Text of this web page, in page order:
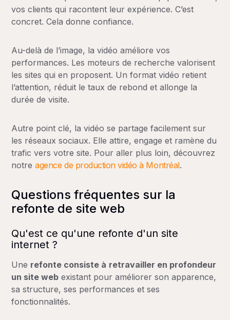
Transformation complète
Baisse de plus de 20% sur 6 mois
Taux de conversion
vos clients qui racontent leur expérience. C’est
concret. Cela donne confiance.
Au-delà de l’image, la vidéo améliore vos
performances. Les moteurs de recherche valorisent
les sites qui en proposent. Un format vidéo retient
l’attention, réduit le taux de rebond et allonge la
durée de visite.
Autre point clé, la vidéo se partage facilement sur
les réseaux sociaux. Elle attire, engage et ramène du
trafic vers votre site. Pour aller plus loin, découvrez
notreagence de production vidéo à Montréal.
Questions fréquentes sur la
refonte de site web
Qu'est ce qu'une refonte d'un site
internet ?
Une refonte consiste à retravailler en profondeur
un site web existant pour améliorer son apparence,
sa structure, ses performances et ses
fonctionnalités.